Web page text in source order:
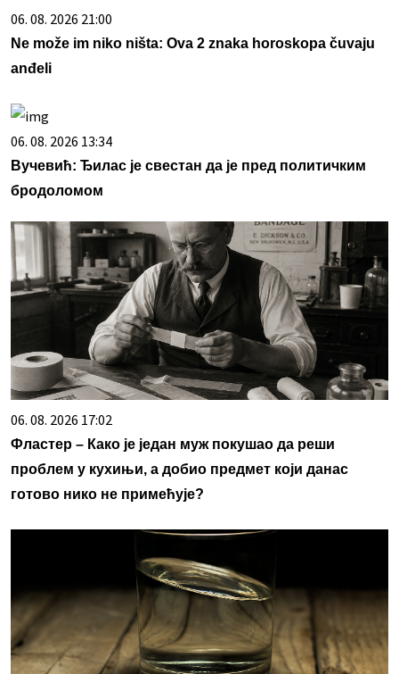
06. 08. 2026 21:00
Ne može im niko ništa: Ova 2 znaka horoskopa čuvaju
anđeli
06. 08. 2026 13:34
Вучевић: Ђилас је свестан да је пред политичким
бродоломом
06. 08. 2026 17:02
Фластер – Како је један муж покушао да реши
проблем у кухињи, а добио предмет који данас
готово нико не примећује?